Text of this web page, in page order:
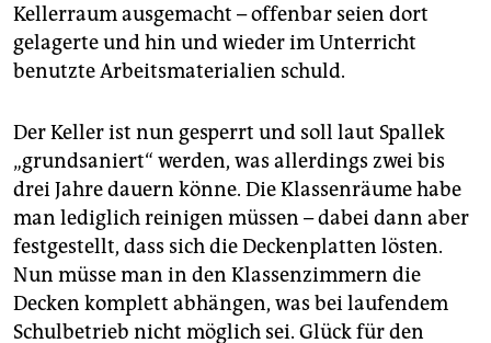
Kellerraum ausgemacht – offenbar seien dort
gelagerte und hin und wieder im Unterricht
benutzte Arbeitsmaterialien schuld.
Der Keller ist nun gesperrt und soll laut Spallek
„grundsaniert“ werden, was allerdings zwei bis
drei Jahre dauern könne. Die Klassenräume habe
man lediglich reinigen müssen – dabei dann aber
festgestellt, dass sich die Deckenplatten lösten.
Nun müsse man in den Klassenzimmern die
Decken komplett abhängen, was bei laufendem
Schulbetrieb nicht möglich sei. Glück für den